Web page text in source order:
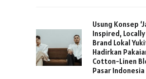
Usung Konsep
Inspired, Locally
Brand Lokal
Hadirkan
Cotton-Linen
Pasar Indonesia